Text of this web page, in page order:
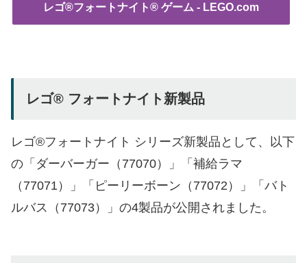
レゴ®フォートナイト® ゲーム - LEGO.com
レゴ® フォートナイト新製品
レゴ®フォートナイト シリーズ新製品として、以下
の「ダーバーガー（77070）」「補給ラマ
（77071）」「ピーリーボーン（77072）」「バト
ルバス（77073）」の4製品が公開されました。